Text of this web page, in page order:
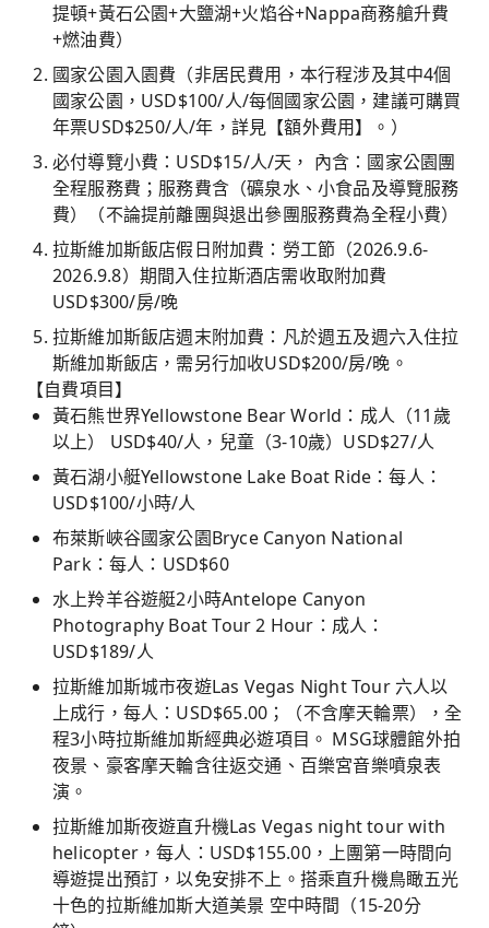
提頓+黃石公園+大鹽湖+火焰谷+Nappa商務艙升費
+燃油費）
國家公園入園費（非居民費用，本行程涉及其中4個
國家公園，USD$100/人/每個國家公園，建議可購買
年票USD$250/人/年，詳見【額外費用】。）
必付導覽小費：USD$15/人/天， 內含：國家公園團
全程服務費；服務費含（礦泉水、小食品及導覽服務
費）（不論提前離團與退出參團服務費為全程小費）
拉斯維加斯飯店假日附加費：勞工節（2026.9.6-
2026.9.8）期間入住拉斯酒店需收取附加費
USD$300/房/晚
拉斯維加斯飯店週末附加費：凡於週五及週六入住拉
斯維加斯飯店，需另行加收USD$200/房/晚。
【自費項目】
黃石熊世界Yellowstone Bear World：成人（11歲
以上） USD$40/人，兒童（3-10歲）USD$27/人
黃石湖小艇Yellowstone Lake Boat Ride：每人：
USD$100/小時/人
布萊斯峽谷國家公園Bryce Canyon National
Park：每人：USD$60
水上羚羊谷遊艇2小時Antelope Canyon
Photography Boat Tour 2 Hour：成人：
USD$189/人
拉斯維加斯城市夜遊Las Vegas Night Tour 六人以
上成行，每人：USD$65.00；（不含摩天輪票），全
程3小時拉斯維加斯經典必遊項目。 MSG球體館外拍
夜景、豪客摩天輪含往返交通、百樂宮音樂噴泉表
演。
拉斯維加斯夜遊直升機Las Vegas night tour with
helicopter，每人：USD$155.00，上團第一時間向
導遊提出預訂，以免安排不上。搭乘直升機鳥瞰五光
十色的拉斯維加斯大道美景 空中時間（15-20分